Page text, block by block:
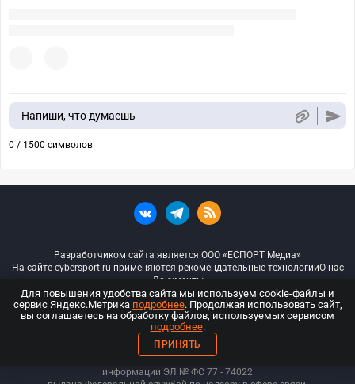
Напиши, что думаешь
0 / 1500 символов
Разработчиком сайта является ООО «ЕСПОРТ Медиа»
На сайте cybersport.ru применяются рекомендательные технологииО нас
Документы
© ООО «Киберспорт.ру» — Все права защищены
18+
ООО «Киберспорт.ру». Свидетельство о регистрации средств массовой
информации ЭЛ № ФС 77 - 74022
Для повышения удобства сайта мы используем cookie-файлы и
сервис Яндекс.Метрика подробнее. Продолжая использовать сайт,
вы соглашаетесь на обработку файлов, используемых сервисом
подробнее.
ПРИНЯТЬ